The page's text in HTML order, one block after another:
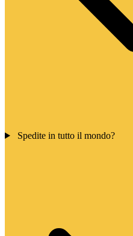
Spedite in tutto il mondo?